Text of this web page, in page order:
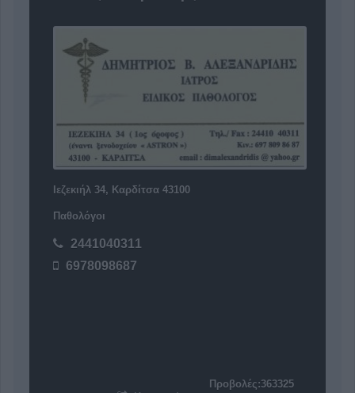
Ιεζεκιήλ 34, Καρδίτσα 43100
Παθολόγοι
2441040311
6978098687
Προβολές:363325